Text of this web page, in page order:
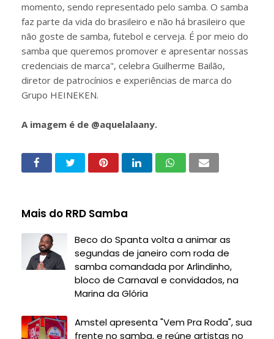
momento, sendo representado pelo samba. O samba
faz parte da vida do brasileiro e não há brasileiro que
não goste de samba, futebol e cerveja. É por meio do
samba que queremos promover e apresentar nossas
credenciais de marca", celebra Guilherme Bailão,
diretor de patrocínios e experiências de marca do
Grupo HEINEKEN.
A imagem é de @aquelalaany.
Mais do RRD Samba
Beco do Spanta volta a animar as
segundas de janeiro com roda de
samba comandada por Arlindinho,
bloco de Carnaval e convidados, na
Marina da Glória
Amstel apresenta "Vem Pra Roda", sua
frente no samba, e reúne artistas no